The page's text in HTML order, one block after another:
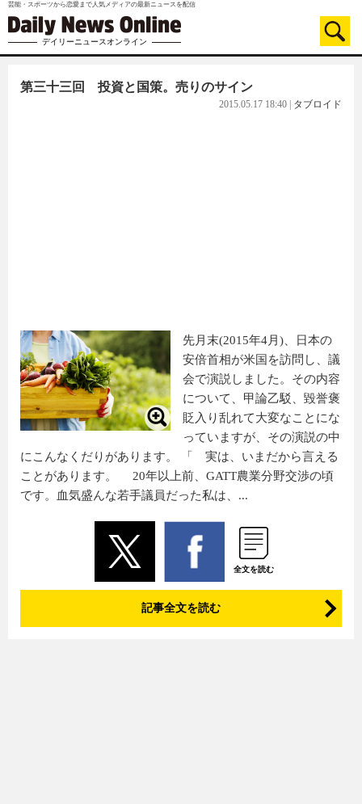
芸能・スポーツから恋愛まで人気メディアの最新ニュースを配信
デイリーニュースオンライン
第三十三回 投資と国策。売りのサイン
2015.05.17 18:40 タブロイド
先月末(2015年4月)、日本の
安倍首相が米国を訪問し、議
会で演説しました。その内容
について、甲論乙駁、毀誉褒
貶入り乱れて大変なことにな
っていますが、その演説の中
にこんなくだりがあります。 「 実は、いまだから言える
ことがあります。 20年以上前、GATT農業分野交渉の頃
です。血気盛んな若手議員だった私は、...
全文を読む
記事全文を読む